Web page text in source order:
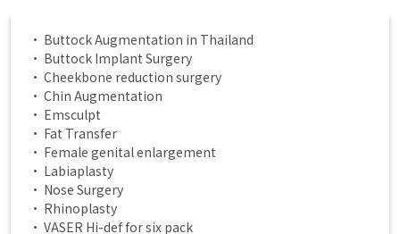
• Buttock Augmentation in Thailand
• Buttock Implant Surgery
• Cheekbone reduction surgery
• Chin Augmentation
• Emsculpt
• Fat Transfer
• Female genital enlargement
• Labiaplasty
• Nose Surgery
• Rhinoplasty
• VASER Hi-def for six pack